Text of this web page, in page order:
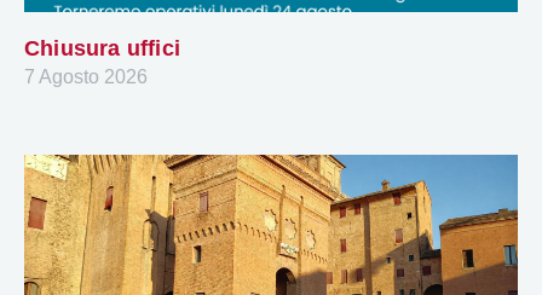
Chiusura uffici
7 Agosto 2026